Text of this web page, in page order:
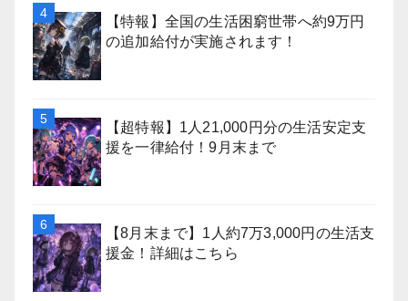
【特報】全国の生活困窮世帯へ約9万円
の追加給付が実施されます！
【超特報】1人21,000円分の生活安定支
援を一律給付！9月末まで
【8月末まで】1人約7万3,000円の生活支
援金！詳細はこちら